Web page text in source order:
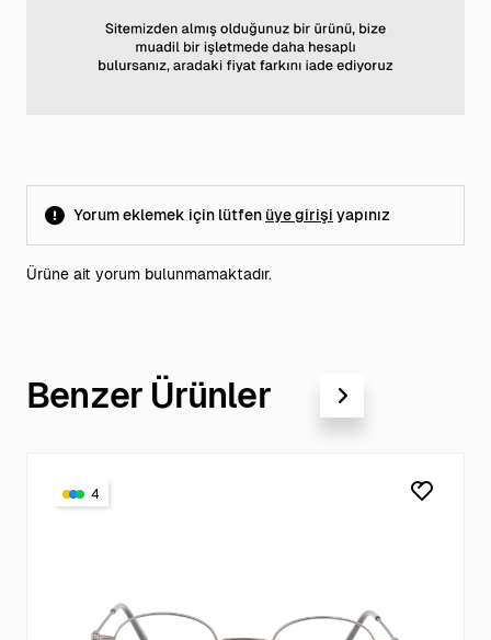
Yorum eklemek için lütfen üye girişi yapınız
Ürüne ait yorum bulunmamaktadır.
Benzer Ürünler
4